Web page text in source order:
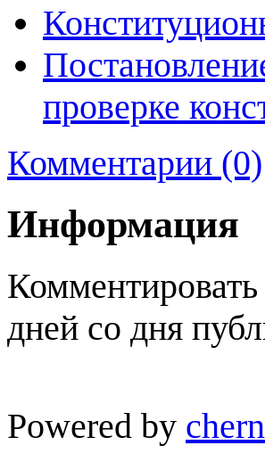
проверке
Комментарии (0)
Информация
дней со дня
Powered by